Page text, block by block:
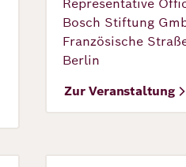
Representative
Bosch Stiftung
Französische
Berlin
Zur Veranstaltung